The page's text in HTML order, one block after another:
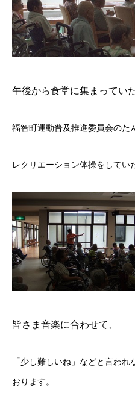
午後から食堂に集まってい
福智町運動普及推進委員会のた
レクリエーション体操をしてい
皆さま音楽に合わせて、
「少し難しいね」などと言わ
おります。